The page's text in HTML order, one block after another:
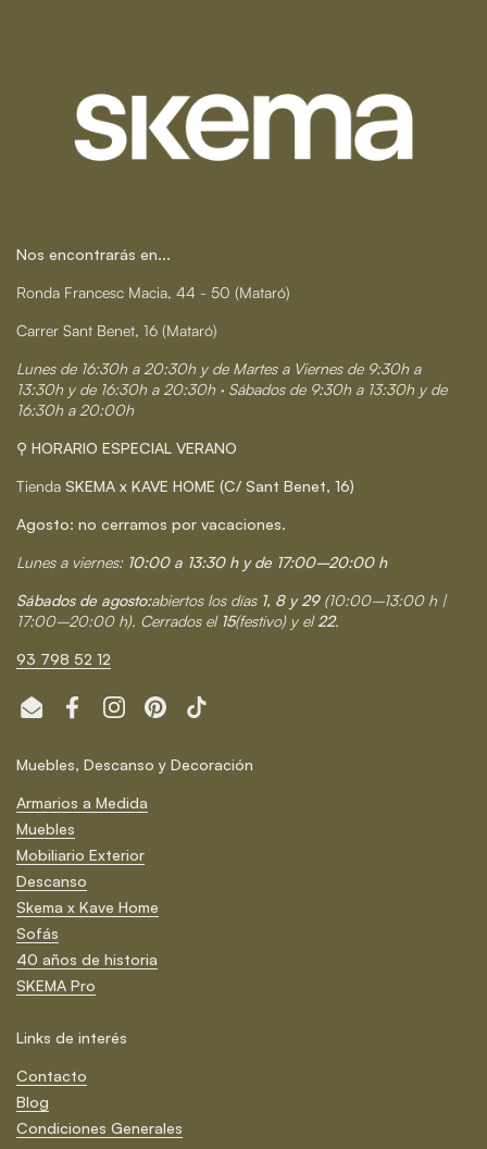
Nos encontrarás en...
Ronda Francesc Macia, 44 - 50 (Mataró)
Carrer Sant Benet, 16 (Mataró)
Lunes de 16:30h a 20:30h y de Martes a Viernes de 9:30h a
13:30h y de 16:30h a 20:30h · Sábados de 9:30h a 13:30h y de
16:30h a 20:00h
⚲ HORARIO ESPECIAL VERANO
Tienda SKEMA x KAVE HOME (C/ Sant Benet, 16)
Agosto: no cerramos por vacaciones.
Lunes a viernes: 10:00 a 13:30 h y de 17:00–20:00 h
Sábados de agosto:abiertos los días 1, 8 y 29 (10:00–13:00 h |
17:00–20:00 h). Cerrados el 15(festivo) y el22.
93 798 52 12
Email FacebookInstagramPinterestTikTok
Muebles, Descanso y Decoración
Armarios a Medida
Muebles
Mobiliario Exterior
Descanso
Skema x Kave Home
Sofás
40 años de historia
SKEMA Pro
Links de interés
Contacto
Blog
Condiciones Generales